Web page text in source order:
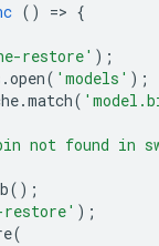
() => {
restore' );
.open( 'models' );
.match(
not found in
();
restore' );
(